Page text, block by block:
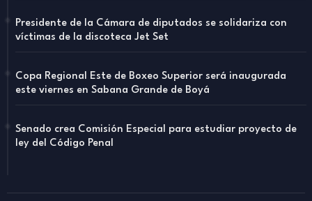
Presidente de la Cámara de diputados se solidariza con
víctimas de la discoteca Jet Set
Copa Regional Este de Boxeo Superior será inaugurada
este viernes en Sabana Grande de Boyá
Senado crea Comisión Especial para estudiar proyecto de
ley del Código Penal